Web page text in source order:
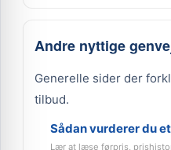
Andre nyttige
Generelle sider der
tilbud.
Sådan vurderer du
Lær at læse førpris,